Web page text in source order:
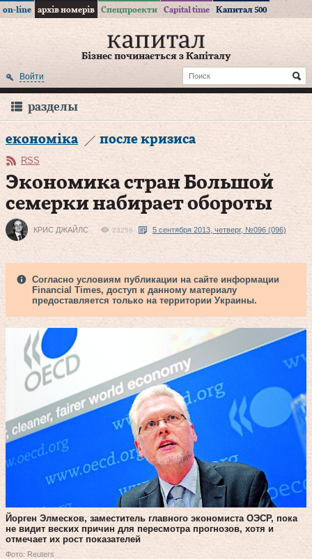
on-line архів номерів Спецпроекти Capital time Капитал 500
Бізнес починається з Капіталу
Войти
разделы
економіка после кризиса
RSS
Экономика стран Большой
семерки набирает обороты
КРИС ДЖАЙЛС 23256 5 сентября 2013, четверг, №096 (096)
Согласно условиям публикации на сайте информации
Financial Times, доступ к данному материалу
предоставляется только на территории Украины.
Йорген Элмесков, заместитель главного экономиста ОЭСР, пока
не видит веских причин для пересмотра прогнозов, хотя и
отмечает их рост показателей
Фото: Reuters